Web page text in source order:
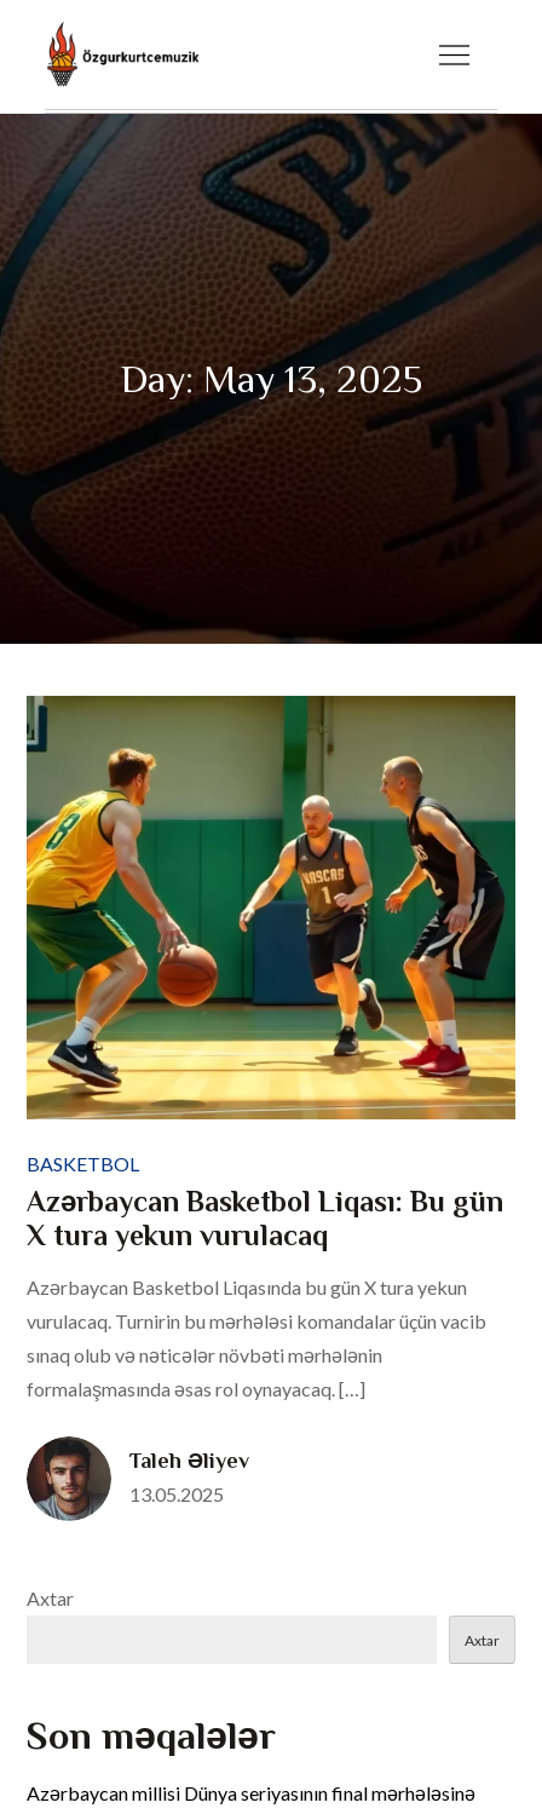
content
ozgurkurtcemuzik.com
Day:May 13, 2025
BASKETBOL
Azərbaycan Basketbol Liqası: Bu gün
X tura yekun vurulacaq
Azərbaycan Basketbol Liqasında bu gün X tura yekun
vurulacaq. Turnirin bu mərhələsi komandalar üçün vacib
sınaq olub və nəticələr növbəti mərhələnin
formalaşmasında əsas rol oynayacaq. […]
Taleh Əliyev
Posted
13.05.2025
Axtar
Axtar
Son məqalələr
Azərbaycan millisi Dünya seriyasının final mərhələsinə